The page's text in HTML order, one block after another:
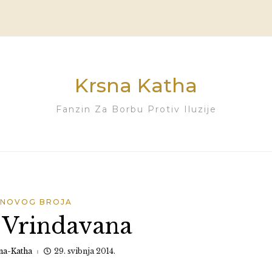
Krsna Katha
Fanzin Za Borbu Protiv Iluzije
BROJA
Katha 29. svibnja 2014.